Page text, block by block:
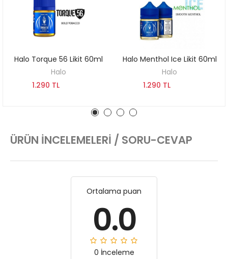
SEPETE EKLE
Halo Torque 56 Likit 60ml
Halo
1.290 TL
SEPETE EKLE
Halo Menthol Ice Likit 60ml
Halo
1.290 TL
ÜRÜN İNCELEMELERI / SORU-CEVAP
Ortalama puan
0.0
0 İnceleme